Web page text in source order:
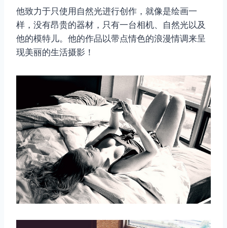
他致力于只使用自然光进行创作，就像是绘画一
样，没有昂贵的器材，只有一台相机、自然光以及
他的模特儿。他的作品以带点情色的浪漫情调来呈
现美丽的生活摄影！